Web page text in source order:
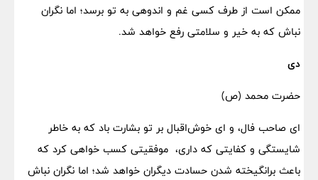
ممکن است از طرف کسی غم و اندوهی به تو برسد؛ اما نگران
نباش که به خیر و سلامتی رفع خواهد شد.
دی
حضرت محمد (ص)
ای صاحب فال، و ای خوش‌اقبال بر تو بشارت باد که به خاطر
شایستگی و کفایتی که داری، موفقیتی کسب خواهی کرد که
باعث برانگیخته شدن حسادت دیگران خواهد شد؛ اما نگران نباش